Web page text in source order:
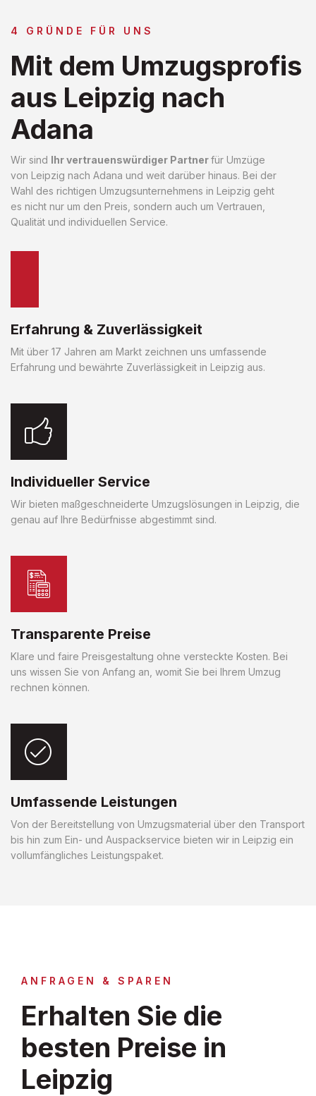
4 GRÜNDE FÜR UNS
Mit dem Umzugsprofis
aus Leipzig nach
Adana
Wir sind Ihr vertrauenswürdiger Partnerfür Umzüge
von Leipzig nach Adana und weit darüber hinaus. Bei der
Wahl des richtigen Umzugsunternehmens in Leipzig geht
es nicht nur um den Preis, sondern auch um Vertrauen,
Qualität und individuellen Service.
Erfahrung & Zuverlässigkeit
Mit über 17 Jahren am Markt zeichnen uns umfassende
Erfahrung und bewährte Zuverlässigkeit in Leipzig aus.
Individueller Service
Wir bieten maßgeschneiderte Umzugslösungen in Leipzig, die
genau auf Ihre Bedürfnisse abgestimmt sind.
Transparente Preise
Klare und faire Preisgestaltung ohne versteckte Kosten. Bei
uns wissen Sie von Anfang an, womit Sie bei Ihrem Umzug
rechnen können.
Umfassende Leistungen
Von der Bereitstellung von Umzugsmaterial über den Transport
bis hin zum Ein- und Auspackservice bieten wir in Leipzig ein
vollumfängliches Leistungspaket.
ANFRAGEN & SPAREN
Erhalten Sie die
besten Preise in
Leipzig